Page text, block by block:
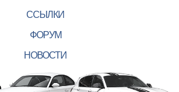
ССЫЛКИ
ФОРУМ
НОВОСТИ